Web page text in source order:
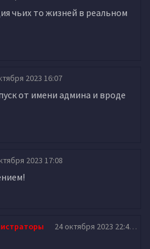
чьих то жизней в реальном
2023 16:07
от имени админа и вроде
2023 17:08
24 октября 2023 22:40